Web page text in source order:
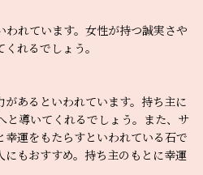
れています。女性が持つ誠実さや
れるでしょう。
あるといわれています。持ち主に
と導いてくれるでしょう。また、サ
幸運をもたらすといわれている石で
もおすすめ。持ち主のもとに幸運